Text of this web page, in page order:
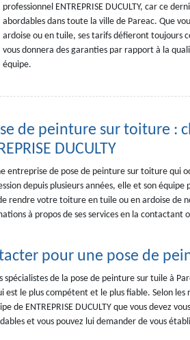
professionnel ENTREPRISE DUCULTY, car ce
abordables dans toute la ville de Pareac. Que
ardoise ou en tuile, ses tarifs défieront toujours
vous donnera des garanties par rapport à la
équipe.
de peinture sur toiture :
DUCULTY
entreprise de pose de peinture sur toiture qui
depuis plusieurs années, elle et son
rendre votre toiture en tuile ou en ardoise de
à propos de ses services en la contactant
pour une pose de
de la pose de peinture sur tuile à
est le plus compétent et le plus fiable. Selon
de ENTREPRISE DUCULTY que vous devez
et vous pouvez lui demander de vous